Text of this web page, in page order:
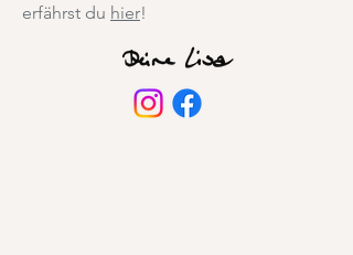
erfährst du hier!